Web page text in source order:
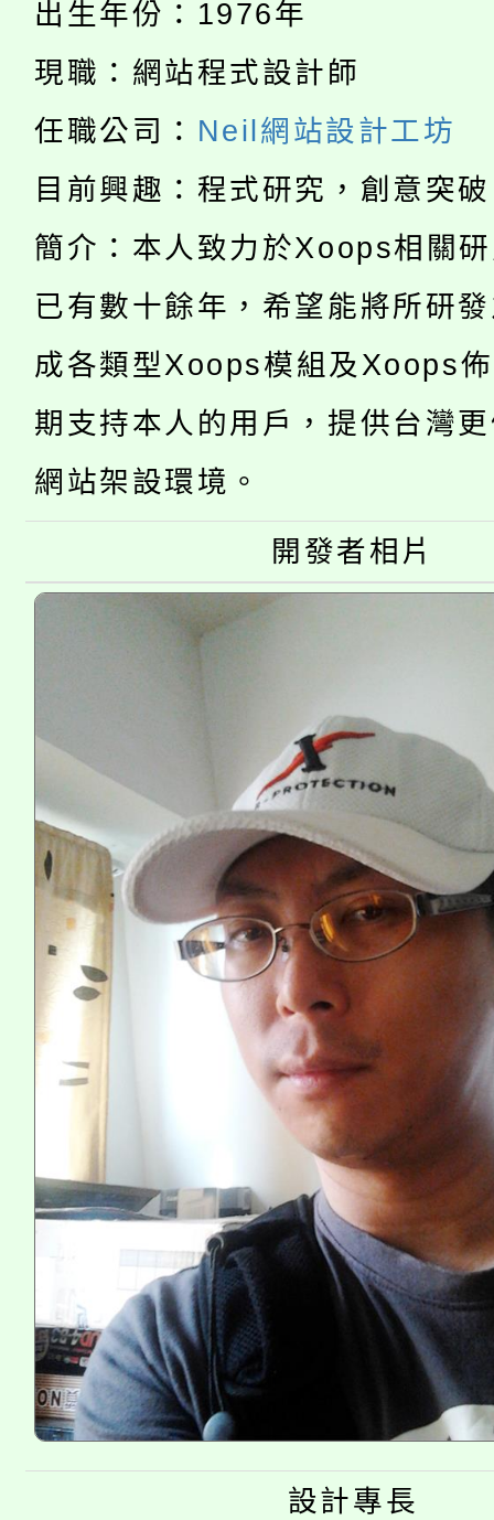
半價優惠，詳情可洽有
者。
份教師研習
淨零綠生活教案入校路
會
公告本校115學年度第
代理(課)教師甄選結果
告(尚有缺額)
「本色祭」8/29、30
場熱烈登場!
徵才活動。
YOUNG桃局內行報名
8月14至27日，桃園電
開!
115年桃園市運動會8/
田徑場及游泳池舉行。
桃園市低收入戶享有免
視費優惠，中低收入戶
半價優惠，詳情可洽有
大園自造教育及科技中
份教師增能研習
大溪自造教育及科技
份教師研習
淨零綠生活教案入校路
出生年份：1976年
現職：網站程式設計師
任職公司： Neil網站設計工坊
目前興趣：程式研究，創意突
簡介：本人致力於Xoops相關
已有數十餘年，希望能將所研
成各類型Xoops模組及Xoops
期支持本人的用戶，提供台灣
網站架設環境。
開發者相片
設計專長